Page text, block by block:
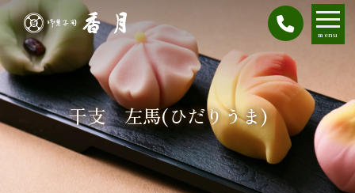
menu
干支 左馬(ひだりうま)